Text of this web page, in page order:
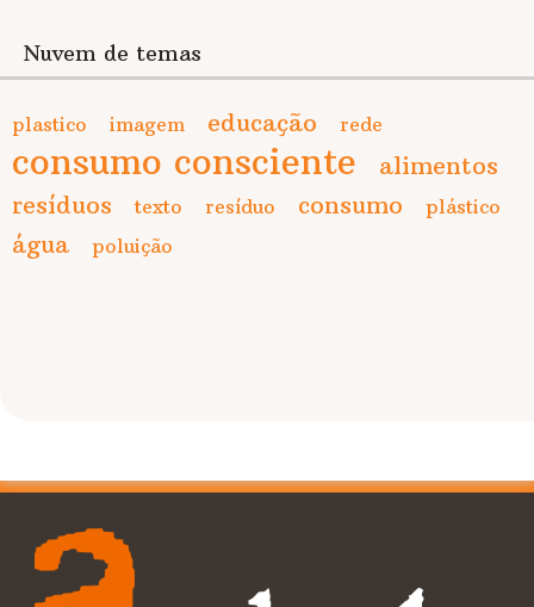
Nuvem de temas
plastico imagem educação rede
consumo consciente
alimentos
resíduos
texto resíduo consumo plástico
água poluição